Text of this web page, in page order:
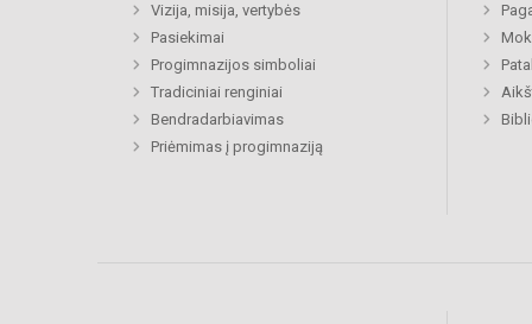
Vizija, misija, vertybės
Pasiekimai
Progimnazijos simboliai
Tradiciniai renginiai
Bendradarbiavimas
Priėmimas į progimnaziją